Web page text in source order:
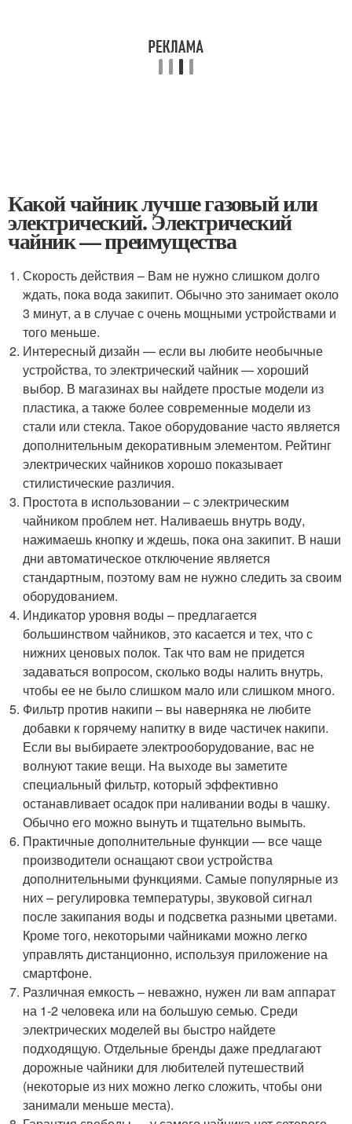
Какой чайник лучше газовый или
электрический. Электрический
чайник — преимущества
Скорость действия – Вам не нужно слишком долго
ждать, пока вода закипит. Обычно это занимает около
3 минут, а в случае с очень мощными устройствами и
того меньше.
Интересный дизайн — если вы любите необычные
устройства, то электрический чайник — хороший
выбор. В магазинах вы найдете простые модели из
пластика, а также более современные модели из
стали или стекла. Такое оборудование часто является
дополнительным декоративным элементом. Рейтинг
электрических чайников хорошо показывает
стилистические различия.
Простота в использовании – с электрическим
чайником проблем нет. Наливаешь внутрь воду,
нажимаешь кнопку и ждешь, пока она закипит. В наши
дни автоматическое отключение является
стандартным, поэтому вам не нужно следить за своим
оборудованием.
Индикатор уровня воды – предлагается
большинством чайников, это касается и тех, что с
нижних ценовых полок. Так что вам не придется
задаваться вопросом, сколько воды налить внутрь,
чтобы ее не было слишком мало или слишком много.
Фильтр против накипи – вы наверняка не любите
добавки к горячему напитку в виде частичек накипи.
Если вы выбираете электрооборудование, вас не
волнуют такие вещи. На выходе вы заметите
специальный фильтр, который эффективно
останавливает осадок при наливании воды в чашку.
Обычно его можно вынуть и тщательно вымыть.
Практичные дополнительные функции — все чаще
производители оснащают свои устройства
дополнительными функциями. Самые популярные из
них – регулировка температуры, звуковой сигнал
после закипания воды и подсветка разными цветами.
Кроме того, некоторыми чайниками можно легко
управлять дистанционно, используя приложение на
смартфоне.
Различная емкость – неважно, нужен ли вам аппарат
на 1-2 человека или на большую семью. Среди
электрических моделей вы быстро найдете
подходящую. Отдельные бренды даже предлагают
дорожные чайники для любителей путешествий
(некоторые из них можно легко сложить, чтобы они
занимали меньше места).